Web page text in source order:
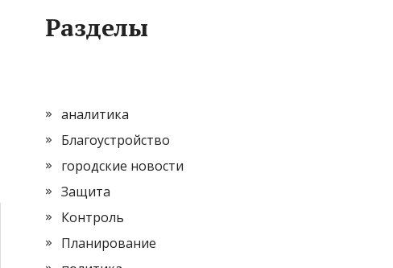
Разделы
аналитика
Благоустройство
городские новости
Защита
Контроль
Планирование